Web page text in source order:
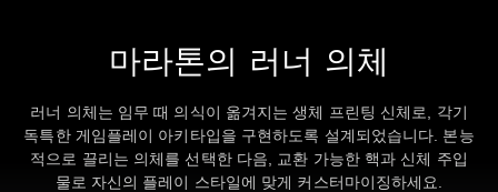
마라톤의 러너 의체
러너 의체는 임무 때 의식이 옮겨지는 생체 프린팅 신체로, 각기
독특한 게임플레이 아키타입을 구현하도록 설계되었습니다. 본능
적으로 끌리는 의체를 선택한 다음, 교환 가능한 핵과 신체 주입
물로 자신의 플레이 스타일에 맞게 커스터마이징하세요.